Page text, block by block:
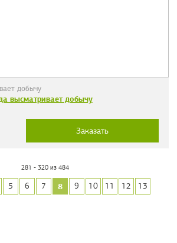
добычу
высматривает добычу
Заказать
281 - 320 из 484
5 6 7 8 9 10 11 12 13